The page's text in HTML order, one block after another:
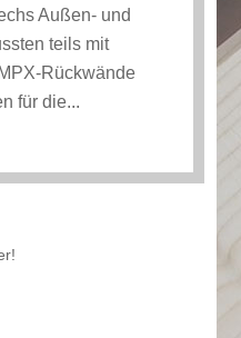
Außen- und
teils mit
Rückwände
für die...